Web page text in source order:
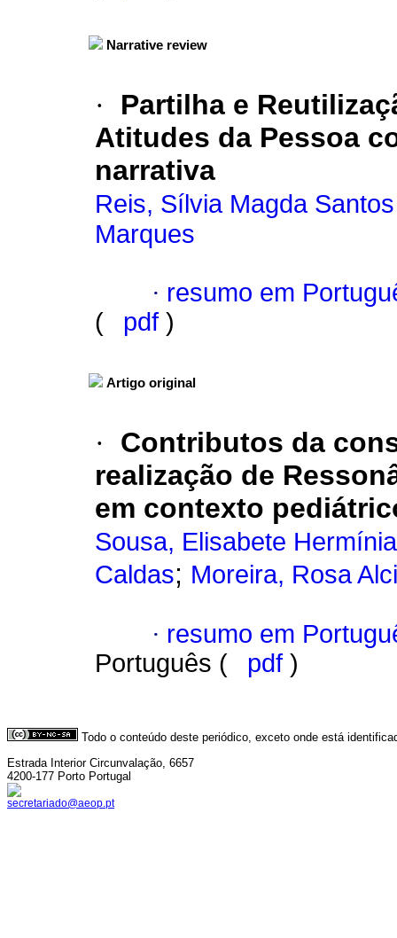
Narrative review
·
Partilha e
Atitudes da Pessoa
narrativa
Reis, Sílvia Magda
Marques
· resumo em
(
pdf )
Artigo original
·
Contributos da
realização de
em contexto
Sousa, Elisabete
Caldas; Moreira, Rosa
· resumo em
Português (
pdf )
Todo o conteúdo deste periódico, exceto onde está
Estrada Interior Circunvalação, 6657
4200-177 Porto Portugal
secretariado@aeop.pt